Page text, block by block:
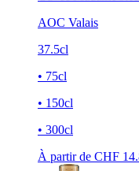
AOC Valais
37.5cl
• 75cl
• 150cl
• 300cl
À partir de CHF